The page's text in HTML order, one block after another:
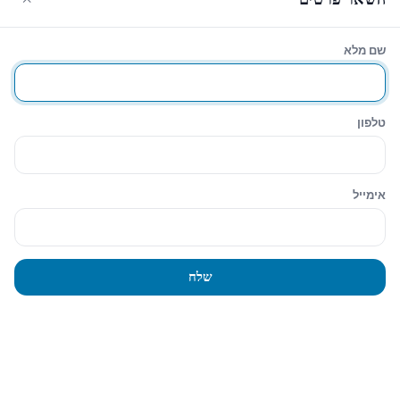
סגירה
Sidebar
Select the fields to be shown. Others will be hidden. Drag and drop
Image
Rating
שם מלא
טלפון
אימייל
שלח